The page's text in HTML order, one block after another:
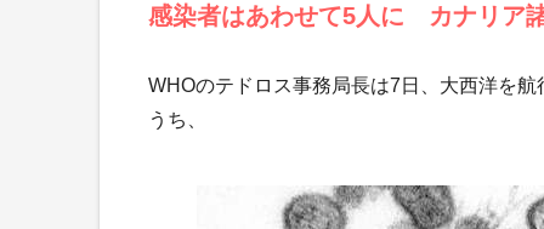
感染者はあわせて5人に カナリア
WHOのテドロス事務局長は7日、大西洋を
うち、